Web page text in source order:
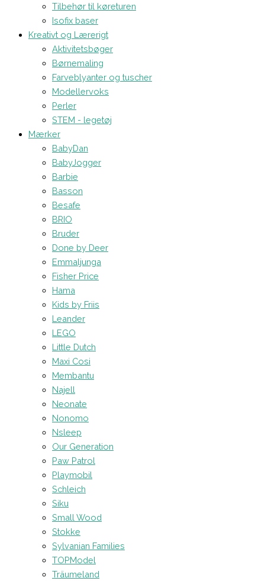
Tilbehør til køreturen
Isofix baser
Kreativt og Lærerigt
Aktivitetsbøger
Børnemaling
Farveblyanter og tuscher
Modellervoks
Perler
STEM - legetøj
Mærker
BabyDan
BabyJogger
Barbie
Basson
Besafe
BRIO
Bruder
Done by Deer
Emmaljunga
Fisher Price
Hama
Kids by Friis
Leander
LEGO
Little Dutch
Maxi Cosi
Membantu
Najell
Neonate
Nonomo
Nsleep
Our Generation
Paw Patrol
Playmobil
Schleich
Siku
Small Wood
Stokke
Sylvanian Families
TOPModel
Träumeland